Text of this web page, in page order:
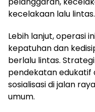
kecelakaan lalu lintas.
Lebih lanjut, operasi
kepatuhan dan
berlalu lintas.
pendekatan edukatif
sosialisasi di jalan
umum.